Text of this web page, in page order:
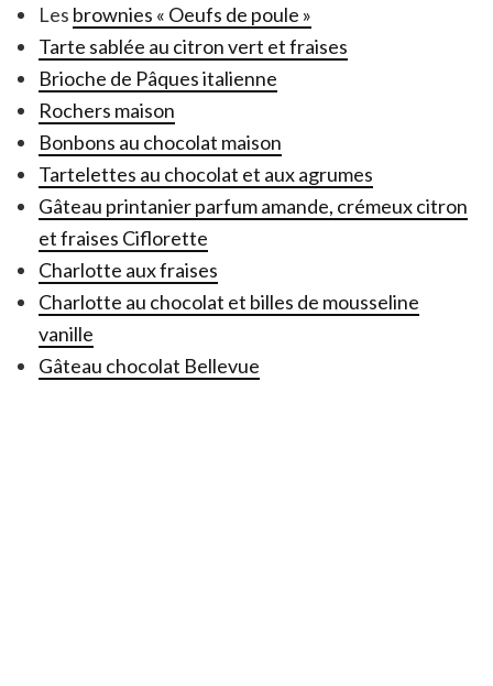
Les brownies « Oeufs de poule »
Tarte sablée au citron vert et fraises
Brioche de Pâques italienne
Rochers maison
Bonbons au chocolat maison
Tartelettes au chocolat et aux agrumes
Gâteau printanier parfum amande, crémeux citron
et fraises Ciflorette
Charlotte aux fraises
Charlotte au chocolat et billes de mousseline
vanille
Gâteau chocolat Bellevue